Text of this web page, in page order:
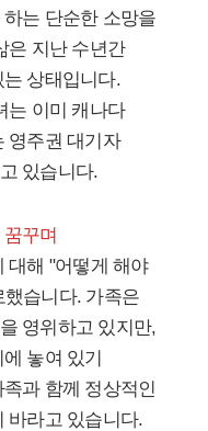
는 단순한 소망을
은 지난 수년간
상태입니다.
는 이미 캐나다
영주권 대기자
있습니다.
꾸며
대해 "어떻게 해야
습니다. 가족은
영위하고 있지만,
놓여 있기
과 함께 정상적인
바라고 있습니다.